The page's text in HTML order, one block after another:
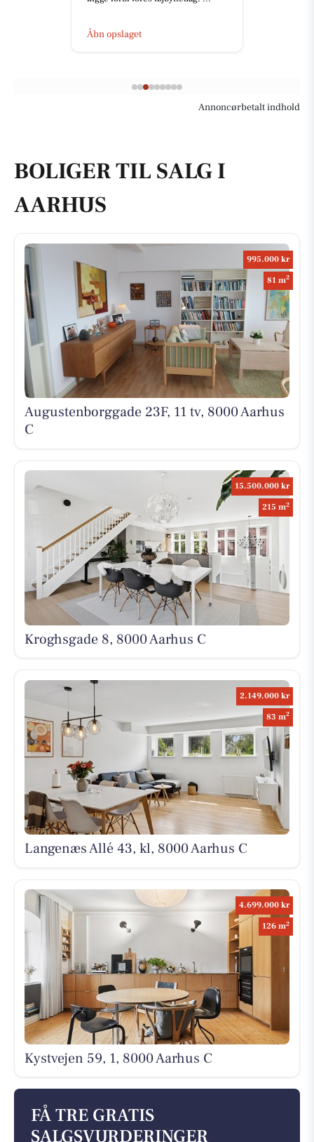
Åbn opslaget
Annoncørbetalt indhold
BOLIGER TIL SALG I
AARHUS
995.000 kr
81 m2
Augustenborggade 23F, 11 tv, 8000 Aarhus
C
15.500.000 kr
215 m2
Kroghsgade 8, 8000 Aarhus C
2.149.000 kr
83 m2
Langenæs Allé 43, kl, 8000 Aarhus C
4.699.000 kr
126 m2
Kystvejen 59, 1, 8000 Aarhus C
FÅ TRE GRATIS
SALGSVURDERINGER